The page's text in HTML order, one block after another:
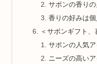
サボンの香り
香りの好みは
＜サボンギフト、
サボンの人気
ニーズの高い